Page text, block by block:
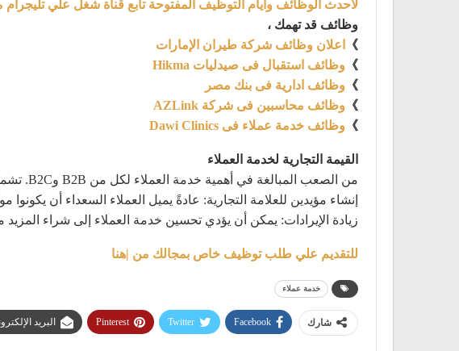
لأحدث الوظائف وايام التوظيف المفتوحة تابع قناة شغل علي تليجرام
وظائف قد تهمك ،
》
اعلان وظائف شركة طيران الإمارات
》 وظائف استقبال فى صيدليات Hikma
》 وظائف ادارية فى بنك مصر
》 وظائف محاسبين فى شركة AZLink
》 وظائف خدمة عملاء فى Dawi Clinics
القيمة التجارية لخدمة العملاء
من الصعب المبالغة في أهمية خدمة العملاء لكل من B2B وB2C. تشمل فوائد تجارب خدمة العملاء الإيجابية ما يلي:
إنشاء مؤيدين للعلامة التجارية: عادةً يميل العملاء السعداء أن
زيادة الإيرادات: يمكن أن يؤدي تحسين خدمة العملاء إلى شراء المزيد
للتقديم علي طلب توظيف خاص بمجالك من |هنا
خدمة عملاء
شارك Facebook
Twitter
Pinterest البريد